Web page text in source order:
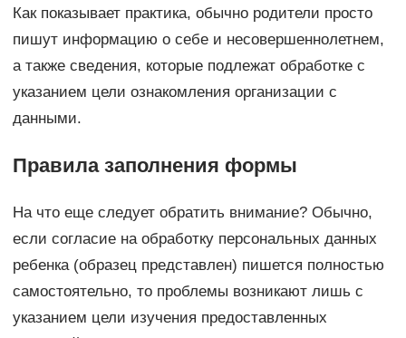
Как показывает практика, обычно родители просто
пишут информацию о себе и несовершеннолетнем,
а также сведения, которые подлежат обработке с
указанием цели ознакомления организации с
данными.
Правила заполнения формы
На что еще следует обратить внимание? Обычно,
если согласие на обработку персональных данных
ребенка (образец представлен) пишется полностью
самостоятельно, то проблемы возникают лишь с
указанием цели изучения предоставленных